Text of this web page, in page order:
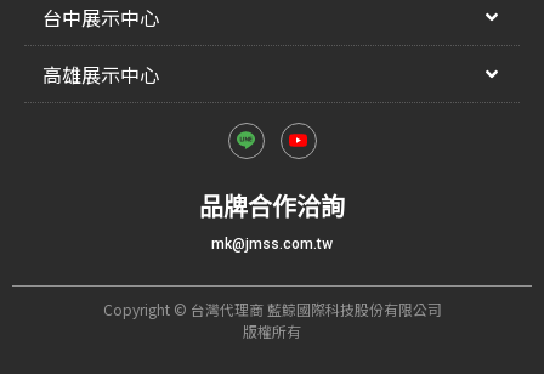
台中展示中心
高雄展示中心
品牌合作洽詢
mk@jmss.com.tw
Copyright © 台灣代理商 藍鯨國際科技股份有限公司
版權所有